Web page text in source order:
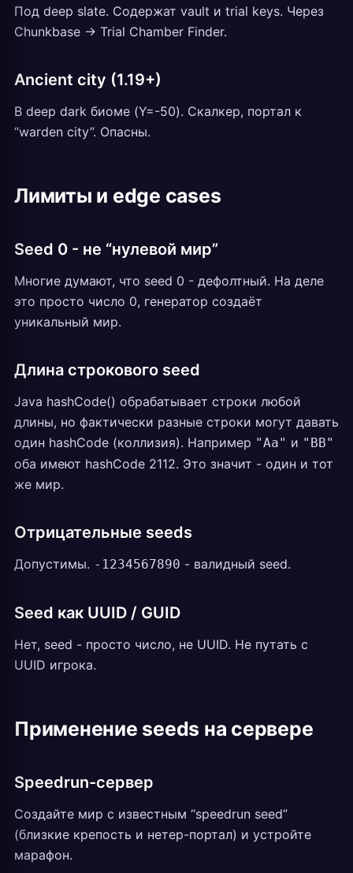
Под deep slate. Содержат vault и trial keys. Через
Chunkbase -> Trial Chamber Finder.
Ancient city (1.19+)
В deep dark биоме (Y=-50). Скалкер, портал к
“warden city”. Опасны.
Лимиты и edge cases
Seed 0 - не “нулевой мир”
Многие думают, что seed 0 - дефолтный. На деле
это просто число 0, генератор создаёт
уникальный мир.
Длина строкового seed
Java hashCode() обрабатывает строки любой
длины, но фактически разные строки могут давать
один hashCode (коллизия). Например "Aa" и "BB"
оба имеют hashCode 2112. Это значит - один и тот
же мир.
Отрицательные seeds
Допустимы. -1234567890 - валидный seed.
Seed как UUID / GUID
Нет, seed - просто число, не UUID. Не путать с
UUID игрока.
Применение seeds на сервере
Speedrun-сервер
Создайте мир с известным “speedrun seed”
(близкие крепость и нетер-портал) и устройте
марафон.